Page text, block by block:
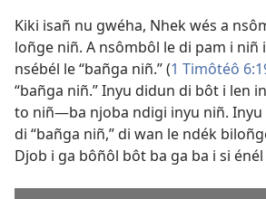
Kiki isañ nu gwéha, Nhek wés a
loñge niñ. A nsômbôl le di pam i niñ
nsébél le “bañga niñ.” (1 Timôtéô
“bañga niñ.” Inyu didun di bôt i len
to niñ​—ba njoba ndigi inyu niñ. Inyu
di “bañga niñ,” di wan le ndék
Djob i ga bôñôl bôt ba ga ba i si énél